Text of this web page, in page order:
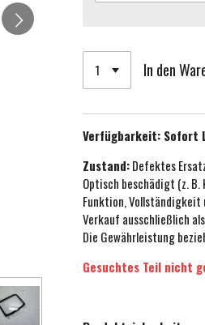
In den
Verfügbarkeit: Sofort
Zustand:Defektes
Optisch beschädigt (z. B.
Funktion,
Verkauf ausschließlich
Die Gewährleistung
Gesuchtes Teil nicht